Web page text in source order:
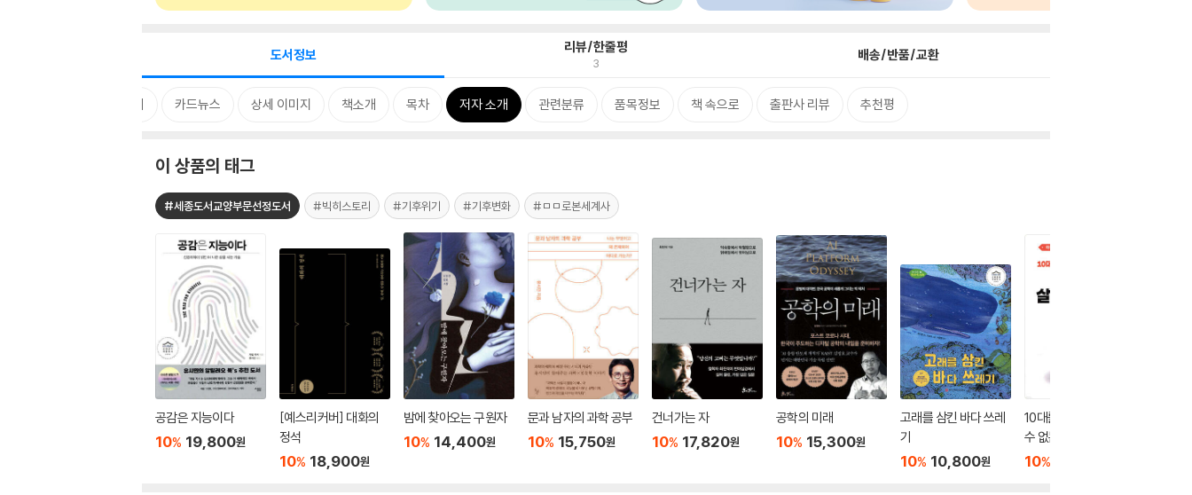
도서정보 리뷰/한줄평
3 배송/반품/교환
MD 한마디 카드뉴스 상세 이미지 책소개 목차 저자 소개 관련분류 품목정보 책 속으로 출판사 리뷰 추천평
이 상품의 태그
#세종도서교양부문선정도서 #빅히스토리 #기후위기 #기후변화 #ㅁㅁ로본세계사
공감은 지능이다
10% 19,800원
[예스리커버] 대화의
정석
10% 18,900원
밤에 찾아오는 구원자
10% 14,400원
문과 남자의 과학 공부
10% 15,750원
건너가는 자
10% 17,820원
공학의 미래
10% 15,300원
고래를 삼킨 바다 쓰레
기
10% 10,800원
10대를 위한 돈으로 살
수 없는 것들
10%